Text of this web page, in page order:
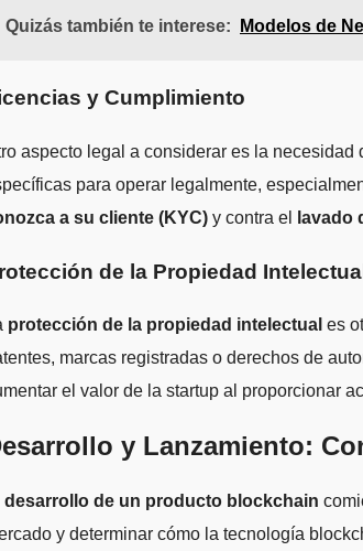
Quizás también te interese: Modelos de
y Cumplimiento
aspecto legal a considerar es la necesidad
para operar legalmente,
a su cliente (KYC) y contra el lavado
de la Propiedad
protección de la propiedad intelectual es
marcas registradas o derechos de
el valor de la startup al proporcionar
y Lanzamiento:
desarrollo de un producto blockchain
y determinar cómo la tecnología